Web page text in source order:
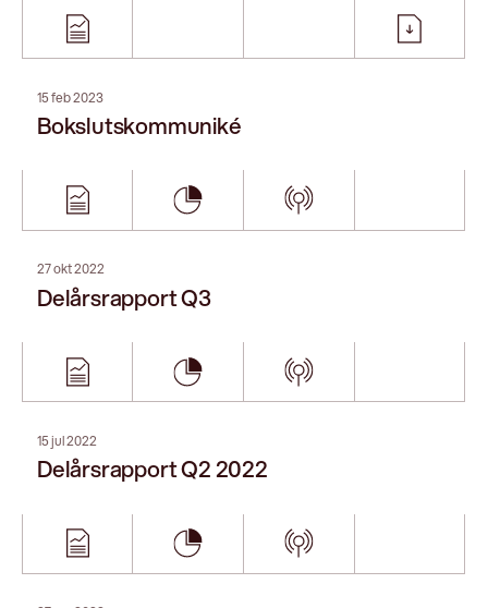
27 apr 2022
Delårsrapport Q1
06 apr 2022
Årsredovisning 2021
06 apr 2022
Redeye SaaS Seminar – spring 2022